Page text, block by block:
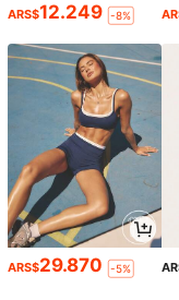
ARS$12.249 -8%
ARS$29.870 -5%